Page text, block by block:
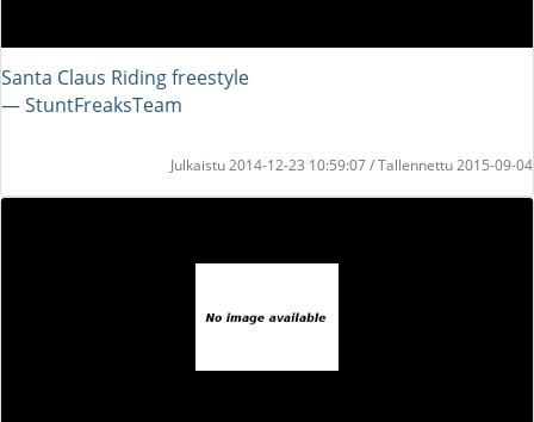
Santa Claus Riding freestyle
― StuntFreaksTeam
Julkaistu 2014-12-23 10:59:07 / Tallennettu 2015-09-04